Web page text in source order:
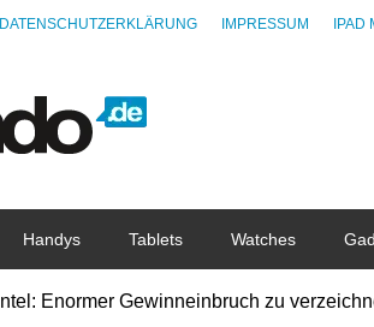
DATENSCHUTZERKLÄRUNG IMPRESSUM IPAD
Handys Tablets Watches
Intel: Enormer Gewinneinbruch zu